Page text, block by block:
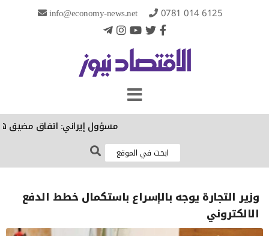
info@economy-news.net 0781 014 6125
مسؤول إيراني: اتفاق مضيق
وزير التجارة يوجه بالإسراع باستكمال خطط الدفع
الالكتروني